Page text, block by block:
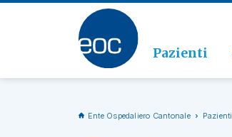
Pazienti
Vai alla sezione
Ente Ospedaliero Cantonale Pazienti